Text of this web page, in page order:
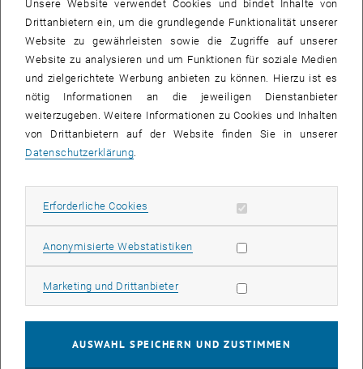
entwickeln, das einfach zu nutzen ist und das man gerne
verwendet“, sagt Manuela Schmidt. Nach zwei Jahren Arbeit – und
unter mehrfacher Einbindung potentieller Nutzerinnen und Nutzer –
entstand auf genderatlas.at ein Prototyp mit einer Sammlung
interaktiver Karten zu verschiedenen Themenbereichen.
Auf einfache, intuitive Weise kann man sich auf einen digitalen
Streifzug durch Österreich und seine Geschlechterunterschiede
machen. Die Menüführung wurde einfach und logisch gestaltet,
verständliches Bild ergeben. Per Mausklick kann man sich
Fachbegriffe erklären lassen. „Wir wollen mit unseren
Datenaufbereitungen eine breite Öffentlichkeit erreichen, aber die
einfach zugängliche Aufbereitung ist auch für Spezialistinnen und
Spezialisten wichtig“, meint Florian Ledermann von der TU Wien, der
für die technische Implementierung des Prototypen verantwortlich
Darstellungen der Daten profitieren.
Unsere Website verwendet Cookies und bindet Inhalte von
Drittanbietern ein, um die grundlegende Funktionalität unserer
Website zu gewährleisten sowie die Zugriffe auf unserer
Website zu analysieren und um Funktionen für soziale Medien
und zielgerichtete Werbung anbieten zu können. Hierzu ist es
nötig Informationen an die jeweiligen Dienstanbieter
weiterzugeben. Weitere Informationen zu Cookies und Inhalten
von Drittanbietern auf der Website finden Sie in unserer
Datenschutzerklärung
Erforderliche Cookies Erforderliche Cookies zulassen
Anonymisierte WebstatistikenStatistik Cookies zulassen
Marketing und DrittanbieterMarketing Cookies zulassen
AUSWAHL SPEICHERN UND ZUSTIMMEN